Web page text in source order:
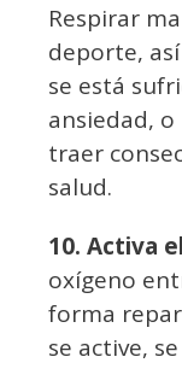
Respirar
deporte,
se está
ansiedad,
traer
salud.
10. Activa
oxígeno
forma
se active,